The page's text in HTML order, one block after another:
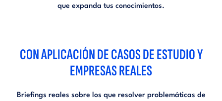
que expanda tus conocimientos.
CON APLICACIÓN DE CASOS DE ESTUDIO Y
EMPRESAS REALES
Briefings reales sobre los que resolver problemáticas de